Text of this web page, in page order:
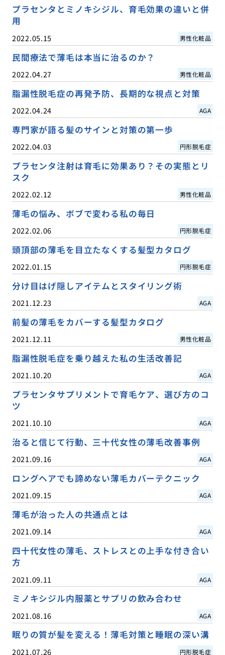
プラセンタとミノキシジル、育毛効果の違いと併
用
2022.05.15 男性化粧品
民間療法で薄毛は本当に治るのか？
2022.04.27 男性化粧品
脂漏性脱毛症の再発予防、長期的な視点と対策
2022.04.24 AGA
専門家が語る髪のサインと対策の第一歩
2022.04.03 円形脱毛症
プラセンタ注射は育毛に効果あり？その実態とリ
スク
2022.02.12 男性化粧品
薄毛の悩み、ボブで変わる私の毎日
2022.02.06 円形脱毛症
頭頂部の薄毛を目立たなくする髪型カタログ
2022.01.15 円形脱毛症
分け目はげ隠しアイテムとスタイリング術
2021.12.23 AGA
前髪の薄毛をカバーする髪型カタログ
2021.12.11 男性化粧品
脂漏性脱毛症を乗り越えた私の生活改善記
2021.10.20 AGA
プラセンタサプリメントで育毛ケア、選び方のコ
ツ
2021.10.10 AGA
治ると信じて行動、三十代女性の薄毛改善事例
2021.09.16 AGA
ロングヘアでも諦めない薄毛カバーテクニック
2021.09.15 AGA
薄毛が治った人の共通点とは
2021.09.14 AGA
四十代女性の薄毛、ストレスとの上手な付き合い
方
2021.09.11 AGA
ミノキシジル内服薬とサプリの飲み合わせ
2021.08.16 AGA
眠りの質が髪を変える！薄毛対策と睡眠の深い溝
2021.07.26 円形脱毛症